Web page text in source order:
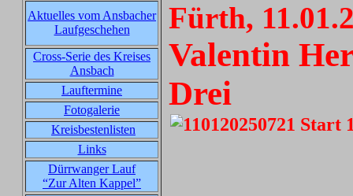
Aktuelles vom Ansbacher
Laufgeschehen
Cross-Serie des Kreises
Ansbach
Lauftermine
Fotogalerie
Kreisbestenlisten
Links
Dürrwanger Lauf
“Zur Alten Kappel”
Fürth,
Valentin
Drei